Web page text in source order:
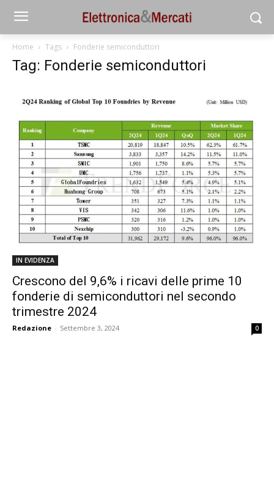
Home Tags Fonderie semiconduttori
Tag: Fonderie semiconduttori
IN EVIDENZA
Crescono del 9,6% i ricavi delle prime 10
fonderie di semiconduttori nel secondo
trimestre 2024
Redazione - Settembre 3, 2024 0